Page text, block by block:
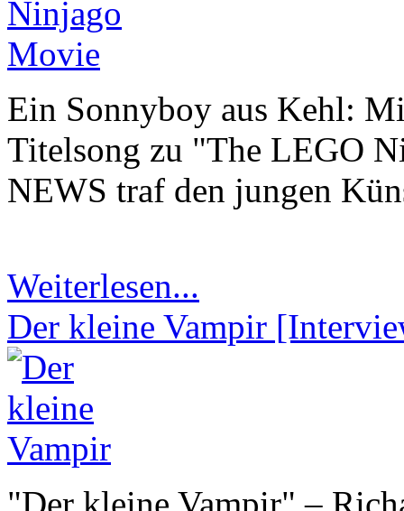
Ein Sonnyboy aus Kehl:
Titelsong zu "The LEGO
NEWS traf den jungen
Weiterlesen...
Der kleine Vampir